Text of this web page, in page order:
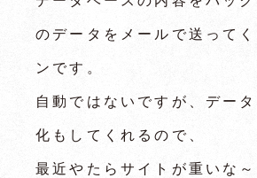
のデータをメールで送って
ンです。
自動ではないですが、デー
化もしてくれるので、
最近やたらサイトが重いな